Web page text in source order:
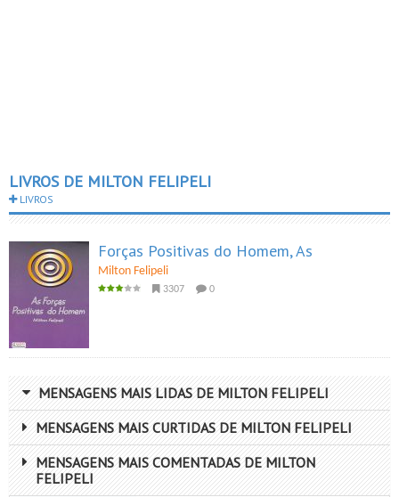
LIVROS DE MILTON FELIPELI
LIVROS
Forças Positivas do Homem, As
Milton Felipeli
3307 0
MENSAGENS MAIS LIDAS DE MILTON FELIPELI
MENSAGENS MAIS CURTIDAS DE MILTON FELIPELI
MENSAGENS MAIS COMENTADAS DE MILTON
FELIPELI